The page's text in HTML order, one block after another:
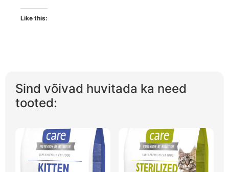
Like this:
Sind võivad huvitada ka need
tooted: